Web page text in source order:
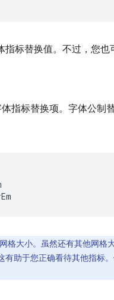
标替换值。不过，您也
指标替换项。字体公制
格大小。虽然还有其他网格
助于您正确看待其他指标。